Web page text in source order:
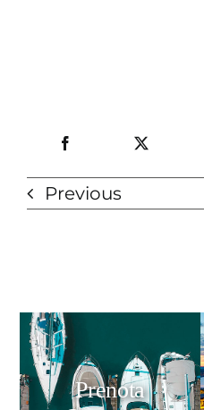
Previous
Prenota